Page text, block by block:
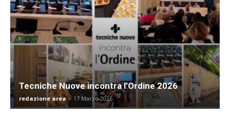
Tecniche Nuove incontra l’Ordine 2026
redazione area - 17 Marzo 2026